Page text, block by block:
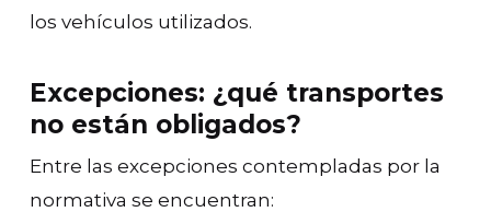
los vehículos utilizados.
Excepciones: ¿qué transportes
no están obligados?
Entre las excepciones contempladas por la
normativa se encuentran: